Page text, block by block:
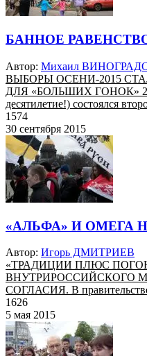
БАННОЕ
Автор: Михаил
ВЫБОРЫ ОСЕНИ-2015
ДЛЯ «БОЛЬШИХ ГОНОК»
десятилетие!) состоялся
1574
30 сентября 2015
«АЛЬФА» И ОМЕГА
Автор: Игорь ДМИТРИЕВ
«ТРАДИЦИИ ПЛЮС
ВНУТРИРОССИЙСКОГО
СОГЛАСИЯ. В
1626
5 мая 2015